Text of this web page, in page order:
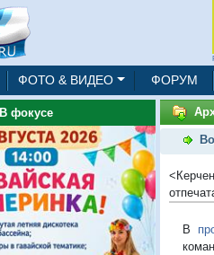
ФОТО & ВИДЕО ФОРУМ
В фокусе
В